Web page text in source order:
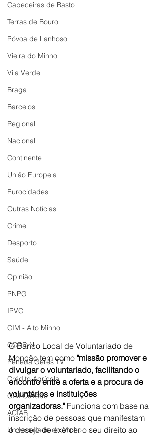
Cabeceiras de Basto
Terras de Bouro
Póvoa de Lanhoso
Vieira do Minho
Vila Verde
Braga
Barcelos
Regional
Nacional
Continente
União Europeia
Eurocidades
Outras Notícias
Crime
Desporto
Saúde
Opinião
PNPG
IPVC
CIM - Alto Minho
CCDR-N
Peneda Gerês TV
Crédito Agrícola
CIM-Cávado
ACIAB
Universidade do Minho
O Banco Local de Voluntariado de
Monção tem como "missão promover e
divulgar o voluntariado, facilitando o
encontro entre a oferta e a procura de
voluntários e instituições
organizadoras." Funciona com base na
inscrição de pessoas que manifestam
o desejo de exercer o seu direito ao